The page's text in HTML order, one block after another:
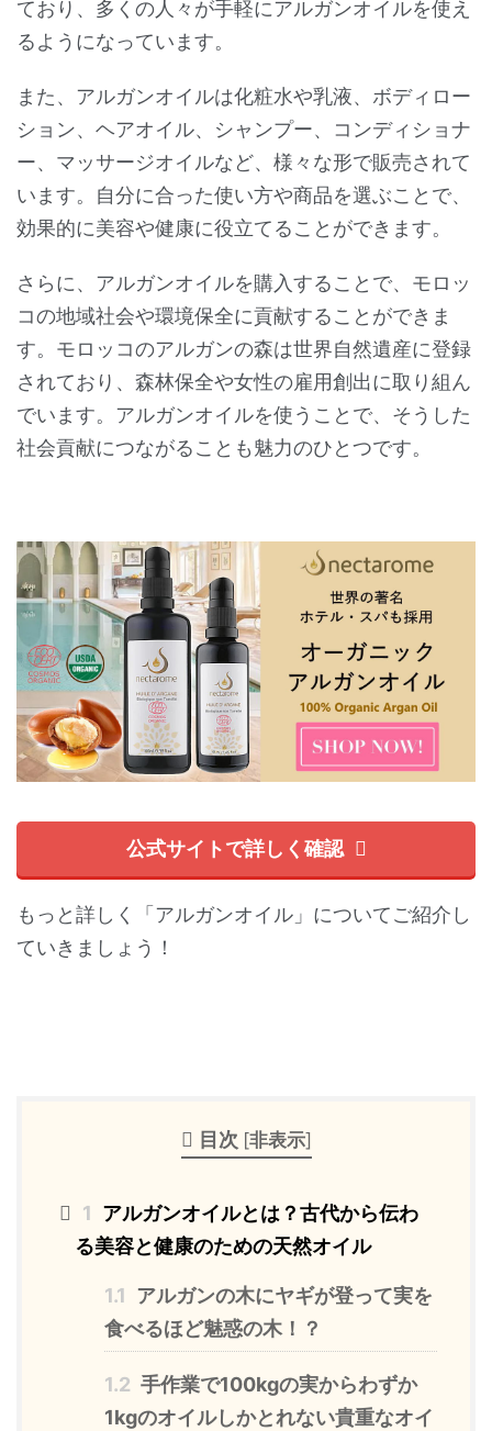
ており、多くの人々が手軽にアルガンオイルを使え
るようになっています。
また、アルガンオイルは化粧水や乳液、ボディロー
ション、ヘアオイル、シャンプー、コンディショナ
ー、マッサージオイルなど、様々な形で販売されて
います。自分に合った使い方や商品を選ぶことで、
効果的に美容や健康に役立てることができます。
さらに、アルガンオイルを購入することで、モロッ
コの地域社会や環境保全に貢献することができま
す。モロッコのアルガンの森は世界自然遺産に登録
されており、森林保全や女性の雇用創出に取り組ん
でいます。アルガンオイルを使うことで、そうした
社会貢献につながることも魅力のひとつです。
公式サイトで詳しく確認
もっと詳しく「アルガンオイル」についてご紹介し
ていきましょう！
目次 [非表示]
1 アルガンオイルとは？古代から伝わ
る美容と健康のための天然オイル
1.1 アルガンの木にヤギが登って実を
食べるほど魅惑の木！？
1.2 手作業で100kgの実からわずか
1kgのオイルしかとれない貴重なオイ